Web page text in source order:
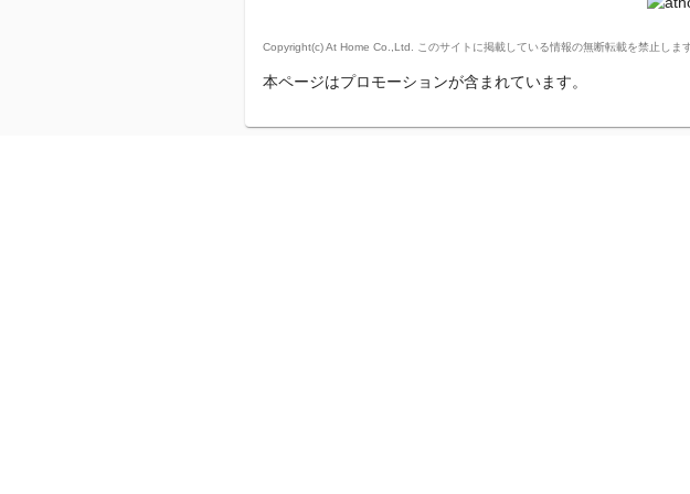
Copyright(c) At Home Co.,Ltd. このサイトに掲載している情報の無断転載を禁止しま
本ページはプロモーションが含まれています。